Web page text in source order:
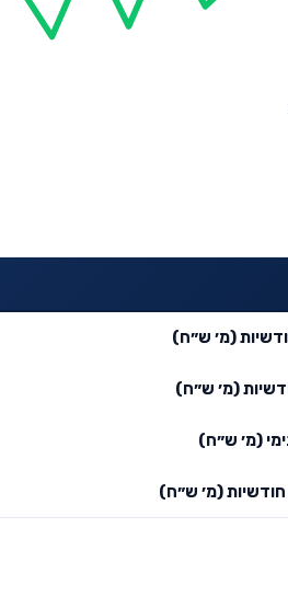
(מ׳ ש״ח)
(מ׳ ש״ח)
(מ׳ ש״ח)
(מ׳ ש״ח)